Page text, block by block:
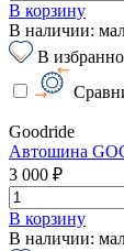
В корзину
В наличии:
В
Goodride
Автошина
3 000 ₽
В корзину
В наличии: